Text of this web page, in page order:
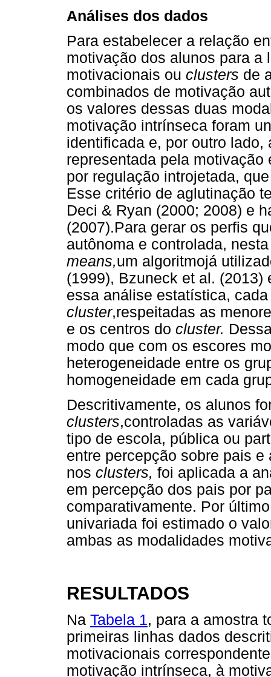
Análises dos dados
Para estabelecer a relação
motivação dos alunos para a
motivacionais ou clusters de
combinados de motivação
os valores dessas duas
motivação intrínseca foram
identificada e, por outro
representada pela
por regulação introjetada,
Esse critério de aglutinação
Deci & Ryan (2000; 2008) e
(2007).Para gerar os perfis
autônoma e controlada,
means,um algoritmojá
(1999), Bzuneck et al. (2013)
essa análise estatística,
cluster,respeitadas as
e os centros do cluster.
modo que com os escores
heterogeneidade entre os
homogeneidade em cada
Descritivamente, os alunos
clusters,controladas as
tipo de escola, pública ou
entre percepção sobre pais
nos clusters, foi aplicada a
em percepção dos pais por
comparativamente. Por
univariada foi estimado o
ambas as modalidades
RESULTADOS
Na Tabela 1, para a amostra
primeiras linhas dados
motivacionais
motivação intrínseca, à